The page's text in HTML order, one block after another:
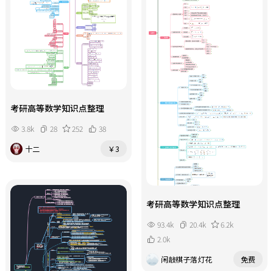
考研高等数学知识点整理
93.4k 20.4k
6.2k
2.0k
闲敲棋子落灯花
免费
考研高等数学知识点整理
3.8k 28 252
38
十二
￥3